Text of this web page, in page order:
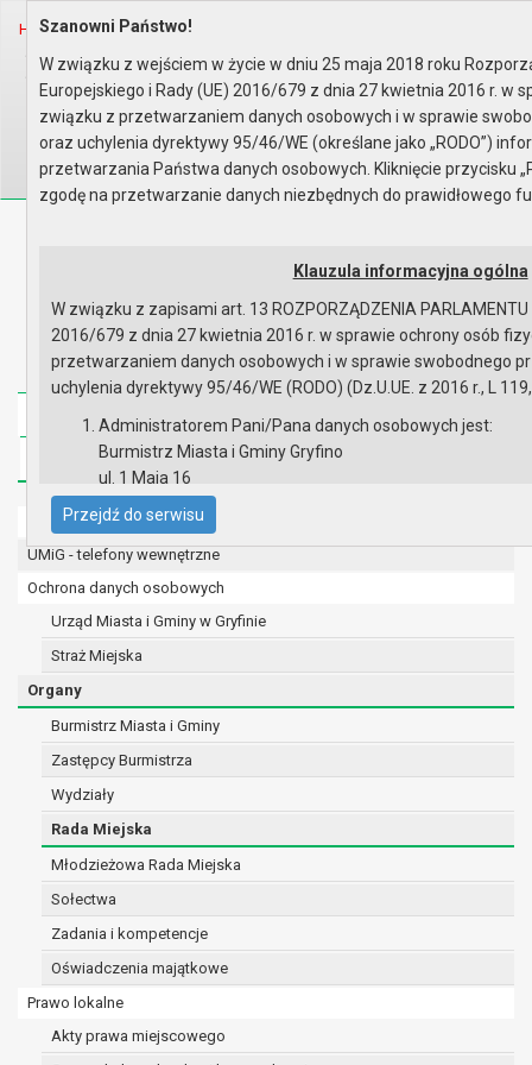
Home Organy Rada Miejska
Zapis wideo przebiegu sesji
Wyszukaj na stronie:
AAA
Urząd Miasta i Gminy w Gryfinie
Strona główna Mapa serwisu Aktualności
Redakcja Instrukcja korzystania
Strona główna
UMiG - telefony wewnętrzne
Ochrona danych osobowych
Urząd Miasta i Gminy w Gryfinie
Straż Miejska
Organy
Burmistrz Miasta i Gminy
Zastępcy Burmistrza
Wydziały
Rada Miejska
Młodzieżowa Rada Miejska
Sołectwa
Zadania i kompetencje
Oświadczenia majątkowe
Prawo lokalne
Akty prawa miejscowego
Szanowni Państwo!
W związku z wejściem w życie w dniu 25 maja 2018 roku
Europejskiego i Rady (UE) 2016/679 z dnia 27 kwietnia 2016 r. w
związku z przetwarzaniem danych osobowych i w sprawie
oraz uchylenia dyrektywy 95/46/WE (określane jako „RODO”)
przetwarzania Państwa danych osobowych. Kliknięcie przycisku
zgodę na przetwarzanie danych niezbędnych do prawidłowego
Klauzula informacyjna ogólna
W związku z zapisami art. 13 ROZPORZĄDZENIA PARLAMENTU
2016/679 z dnia 27 kwietnia 2016 r. w sprawie ochrony osób
przetwarzaniem danych osobowych i w sprawie swobodnego
uchylenia dyrektywy 95/46/WE (RODO) (Dz.U.UE. z 2016 r., L
Administratorem Pani/Pana danych osobowych jest:
Burmistrz Miasta i Gminy Gryfino
ul. 1 Maja 16
74 -100 Gryfino
telefon: 91 416 20 11
e-mail:burmistrz@gryfino.pl
Dane kontaktowe Inspektora Ochrony Danych:
e-mail:iod@gryfino.pl
Pani/Pana dane osobowe przetwarzane są zgodnie z
realizacji zadań wynikających z przepisów prawa,
8 marca 1990 r. o samorządzie gminnym (Dz.U. z
szeregu ustaw kompetencyjnych
zawarcia i realizacji umów;
ochrony żywotnych interesów osoby, której dane
wykonania zadania realizowanego w interesie
w pozostałych przypadkach dane osobowe
podstawie wcześniej udzielonej zgody w zakresie i
W związku z przetwarzaniem danych w celu wskazanym
być udostępniane innym upoważnionym odbiorcom lub
osobowych. Odbiorcami mogą być:
podmioty, które przetwarzają dane osobowe w
Przejdź do serwisu